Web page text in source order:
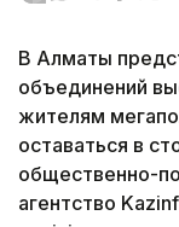
В Алматы
объединений
жителям
оставаться в
общественно-
агентство